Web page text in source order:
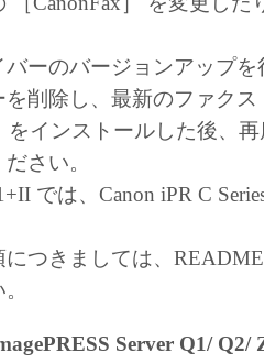
、「本ソフトウェア」を
ンストールすること、ま
すること、アクセスする
いずれも含むものとします
客様に対して許諾します
ネットワークを通じて接
かかるコンピューターの使
」を使用させることがで
ーの使用者に本契約書上の
バーのバージョンアップ
を削除し、最新のファクス
をインストールした後、
さい。
では、Canon iPR C
つきましては、
Server Q1/ Q2/